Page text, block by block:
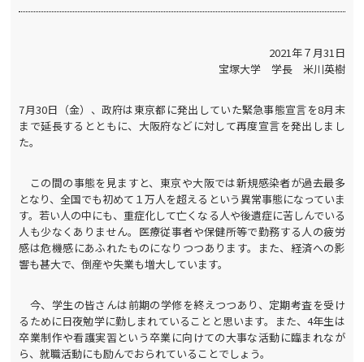
2021年７月31日
宝塚大学 学長 米川英樹
7月30日（金）、政府は東京都に発出していた緊急事態宣言を8月末
まで延長するとともに、大阪府などに対して再度宣言を発出しまし
た。
この間の事態を見ますと、東京や大阪では新規感染者が過去最多
となり、全国でも初めて１万人を超えるという異常事態になっていま
す。若い人の中にも、重症化して亡くなる人や後遺症に苦しんでいる
人も少なくありません。医療従事者や保健所等で勤務する人の疲労
感は危機感にあふれたものになりつつあります。また、経済への影
響も甚大で、倒産や失業も増大しています。
今、学生の皆さんは前期の学修を終えつつあり、定期考査を受け
るために日夜勉学に勤しまれていることと思います。また、4年生は
卒業制作や看護実習という卒業に向けての大事な活動に臨まれなが
ら、就職活動にも励んでおられていることでしょう。